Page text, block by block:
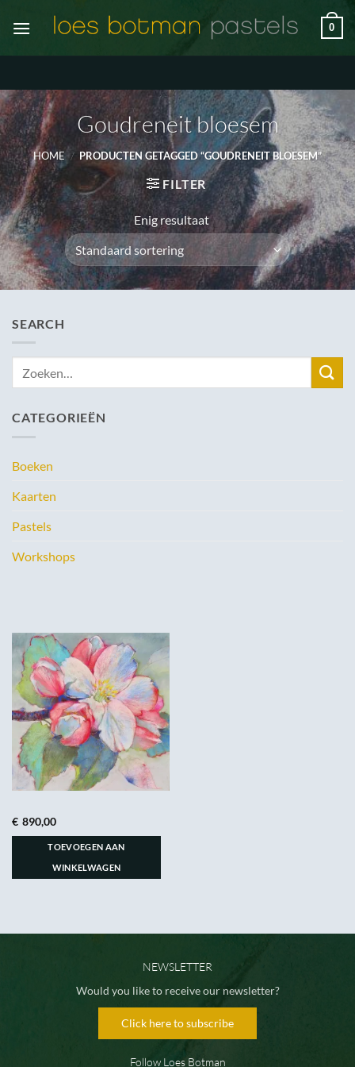
naar
0
Goudreneit bloesem
HOME / PRODUCTEN GETAGGED “GOUDRENEIT BLOESEM”
FILTER
Enig resultaat
SEARCH
CATEGORIEËN
Boeken
Kaarten
Pastels
Workshops
€ 890,00
TOEVOEGEN AAN
WINKELWAGEN
NEWSLETTER
Would you like to receive our newsletter?
Click here to subscribe
Follow Loes Botman